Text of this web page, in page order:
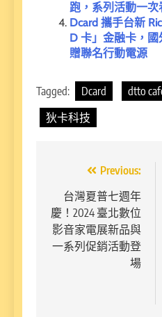
跑，系列活動一次
Dcard 攜手台新
D 卡」金融卡，
贈聯名行動電源
Tagged: Dcard dtto
狄卡科技
章
導
覽
Previous:
台灣夏普七週年
慶！2024 臺北數位
影音家電展新品與
一系列促銷活動登
場